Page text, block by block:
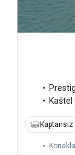
Kaštel
Kaptansız